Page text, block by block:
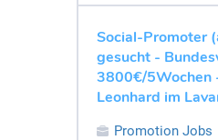
Social-Promoter
gesucht -
3800€/5Wochen
Leonhard im
Promotion Jobs